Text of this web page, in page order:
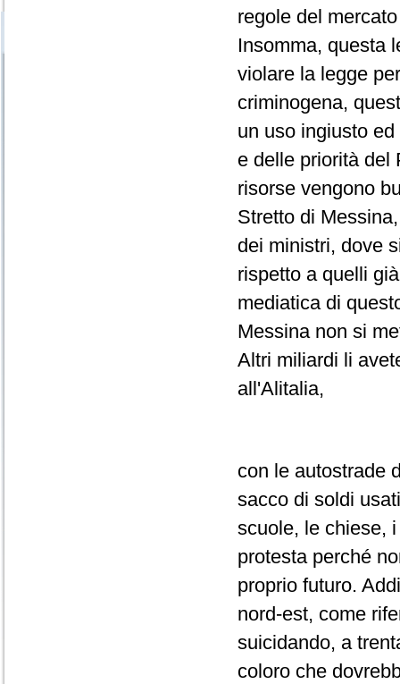
regole del
Insomma, questa
violare la legge
criminogena,
un uso ingiusto
e delle priorità del
risorse vengono
Stretto di
dei ministri, dove
rispetto a quelli
mediatica di
Messina non si
Altri miliardi li
all'Alitalia,
con le autostrade
sacco di soldi
scuole, le chiese,
protesta perché
proprio futuro.
nord-est, come
suicidando, a
coloro che